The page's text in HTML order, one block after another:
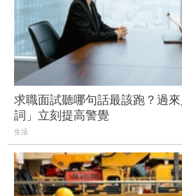
求職面試聽哪句話最該跑？過
詞」立刻提高警覺
生活